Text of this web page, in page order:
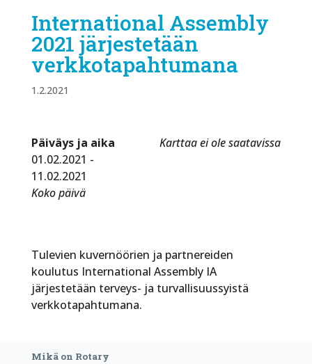
International Assembly
2021 järjestetään
verkkotapahtumana
1.2.2021
Karttaa ei ole saatavissa
Päiväys ja aika
01.02.2021 -
11.02.2021
Koko päivä
Tulevien kuvernöörien ja partnereiden
koulutus International Assembly IA
järjestetään terveys- ja turvallisuussyistä
verkkotapahtumana.
Mikä on Rotary